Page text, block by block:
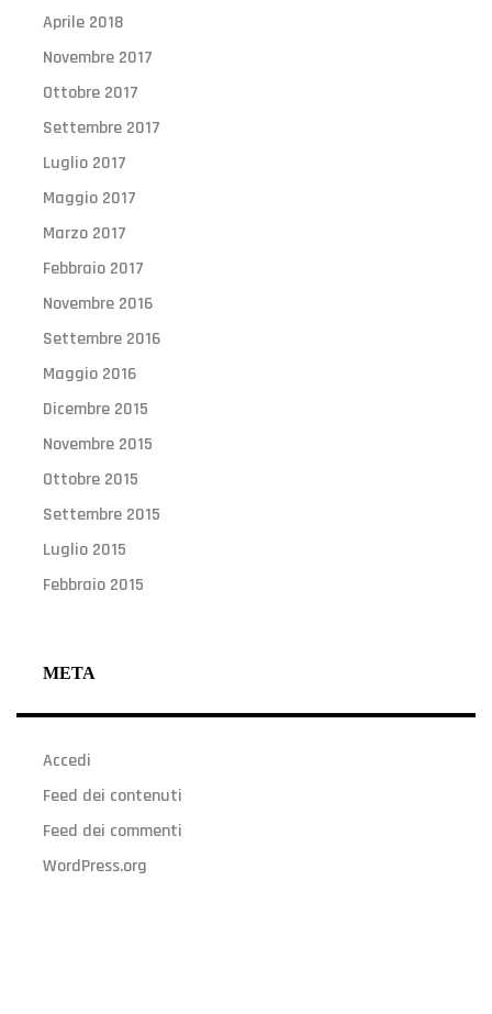
Aprile 2018
Novembre 2017
Ottobre 2017
Settembre 2017
Luglio 2017
Maggio 2017
Marzo 2017
Febbraio 2017
Novembre 2016
Settembre 2016
Maggio 2016
Dicembre 2015
Novembre 2015
Ottobre 2015
Settembre 2015
Luglio 2015
Febbraio 2015
META
Accedi
Feed dei contenuti
Feed dei commenti
WordPress.org